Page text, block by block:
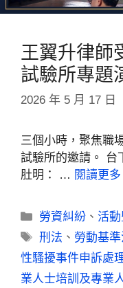
王翼升律師
試驗所專題
2026 年 5 月 17 日
三個小時，聚焦職
試驗所的邀請。 台
肚明： … 閱讀更多
勞資糾紛 、 活
刑法 、 勞動基準
性騷擾事件申訴處
業人士培訓及專業